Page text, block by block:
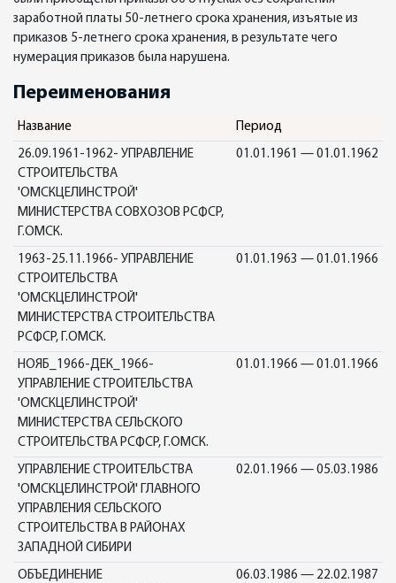
заработной платы 50-летнего срока хранения, изъятые из
приказов 5-летнего срока хранения, в результате чего
нумерация приказов была нарушена.
Переименования
Название Период
26.09.1961-1962- УПРАВЛЕНИЕ
СТРОИТЕЛЬСТВА
'ОМСКЦЕЛИНСТРОЙ'
МИНИСТЕРСТВА СОВХОЗОВ РСФСР,
Г.ОМСК.
01.01.1961 — 01.01.1962
1963-25.11.1966- УПРАВЛЕНИЕ
СТРОИТЕЛЬСТВА
'ОМСКЦЕЛИНСТРОЙ'
МИНИСТЕРСТВА СТРОИТЕЛЬСТВА
РСФСР, Г.ОМСК.
01.01.1963 — 01.01.1966
НОЯБ_1966-ДЕК_1966-
УПРАВЛЕНИЕ СТРОИТЕЛЬСТВА
'ОМСКЦЕЛИНСТРОЙ'
МИНИСТЕРСТВА СЕЛЬСКОГО
СТРОИТЕЛЬСТВА РСФСР, Г.ОМСК.
01.01.1966 — 01.01.1966
УПРАВЛЕНИЕ СТРОИТЕЛЬСТВА
'ОМСКЦЕЛИНСТРОЙ' ГЛАВНОГО
УПРАВЛЕНИЯ СЕЛЬСКОГО
СТРОИТЕЛЬСТВА В РАЙОНАХ
ЗАПАДНОЙ СИБИРИ
02.01.1966 — 05.03.1986
ОБЪЕДИНЕНИЕ
06.03.1986 — 22.02.1987